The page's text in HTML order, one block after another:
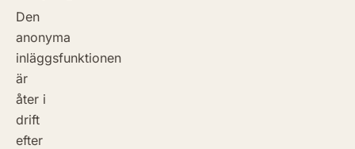
Den
anonyma
inläggsfunktionen
är
åter i
drift
efter